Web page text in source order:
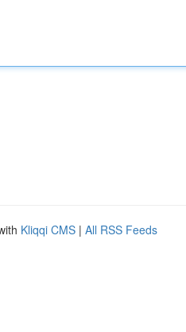
Kliqqi CMS | All RSS Feeds